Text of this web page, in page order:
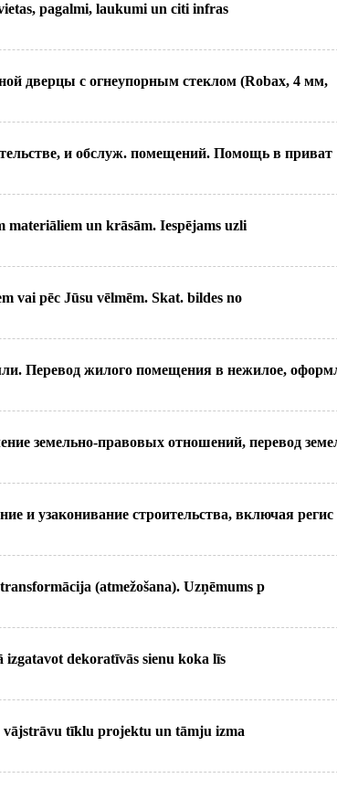
pagalmi, laukumi un citi infras
дверцы с огнеупорным стеклом (Robax, 4 мм,
и обслуж. помещений. Помощь в приват
materiāliem un krāsām. Iespējams uzli
vai pēc Jūsu vēlmēm. Skat. bildes no
Перевод жилого помещения в нежилое,
земельно-правовых отношений, перевод
и узаконивание строительства, включая регис
(atmežošana). Uzņēmums p
izgatavot dekoratīvās sienu koka līs
vājstrāvu tīklu projektu un tāmju izma